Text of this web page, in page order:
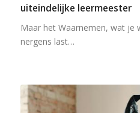
uiteindelijke leermeester
Maar het Waarnemen, wat je
nergens last…